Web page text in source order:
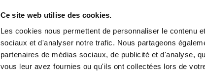
Ce site web utilise des cookies.
Les cookies nous permettent de personnaliser le contenu
sociaux et d'analyser notre trafic. Nous partageons
partenaires de médias sociaux, de publicité et d'analyse,
vous leur avez fournies ou qu'ils ont collectées lors de